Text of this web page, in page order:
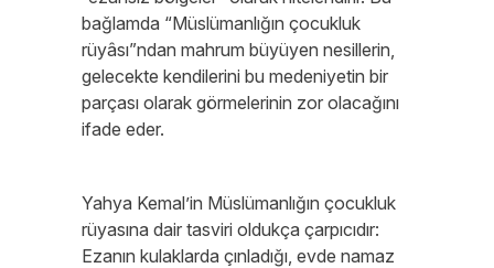
bağlamda “Müslümanlığın çocukluk
rüyâsı”ndan mahrum büyüyen nesillerin,
gelecekte kendilerini bu medeniyetin bir
parçası olarak görmelerinin zor olacağını
ifade eder.
Yahya Kemal’in Müslümanlığın çocukluk
rüyasına dair tasviri oldukça çarpıcıdır:
Ezanın kulaklarda çınladığı, evde namaz